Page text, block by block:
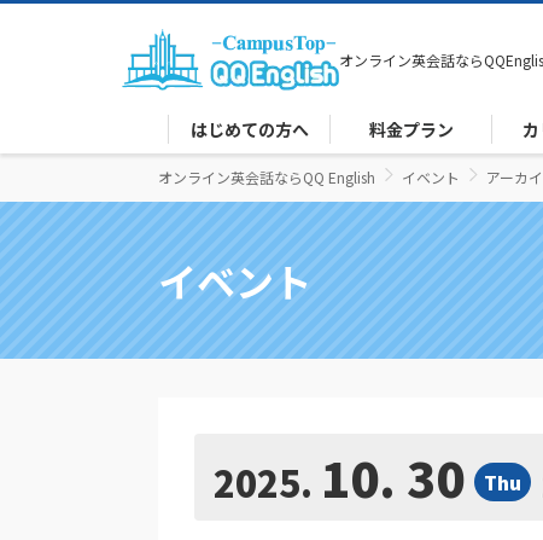
オンライン英会話なら
はじめての方へ 料金プラン
オンライン英会話ならQQ English イベント アーカ
イベント
2025 10. 30 Thu